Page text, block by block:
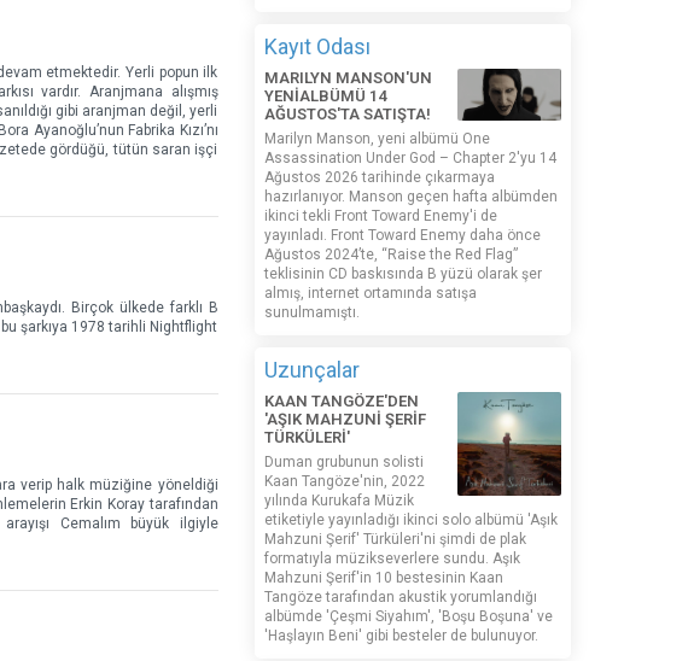
etmektedir. Yerli popun ilk
vardır. Aranjmana alışmış
gibi aranjman değil, yerli
Ayanoğlu’nun Fabrika Kızı’nı
gördüğü, tütün saran işçi
Birçok ülkede farklı B
bu şarkıya 1978 tarihli Nightflight
ara verip halk müziğine yöneldiği
Erkin Koray tarafından
Cemalım büyük ilgiyle
Kayıt Odası
MARILYN MANSON'UN
YENİALBÜMÜ 14
AĞUSTOS'TA SATIŞTA!
Marilyn Manson, yeni albümü One
Assassination Under God – Chapter 2'yu 14
Ağustos 2026 tarihinde çıkarmaya
hazırlanıyor. Manson geçen hafta albümden
ikinci tekli Front Toward Enemy'i de
yayınladı. Front Toward Enemy daha önce
Ağustos 2024’te, “Raise the Red Flag”
teklisinin CD baskısında B yüzü olarak şer
almış, internet ortamında satışa
sunulmamıştı.
Uzunçalar
KAAN TANGÖZE'DEN
'AŞIK MAHZUNİ ŞERİF
TÜRKÜLERİ'
Duman grubunun solisti
Kaan Tangöze'nin, 2022
yılında Kurukafa Müzik
etiketiyle yayınladığı ikinci solo albümü 'Aşık
Mahzuni Şerif' Türküleri'ni şimdi de plak
formatıyla müzikseverlere sundu. Aşık
Mahzuni Şerif'in 10 bestesinin Kaan
Tangöze tarafından akustik yorumlandığı
albümde 'Çeşmi Siyahım', 'Boşu Boşuna' ve
'Haşlayın Beni' gibi besteler de bulunuyor.